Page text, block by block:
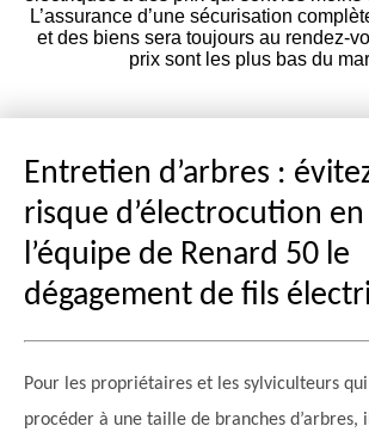
L’assurance d’une sécurisation
et des biens sera toujours au rendez-
prix sont les plus bas du
Entretien d’arbres :
risque d’électrocution
l’équipe de Renard 50 le
dégagement de fils
Pour les propriétaires et les sylviculteurs
procéder à une taille de branches d’arbres,